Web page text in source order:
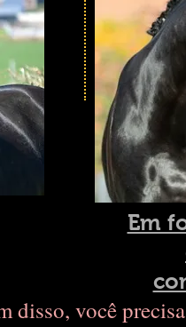
Em
disso, você